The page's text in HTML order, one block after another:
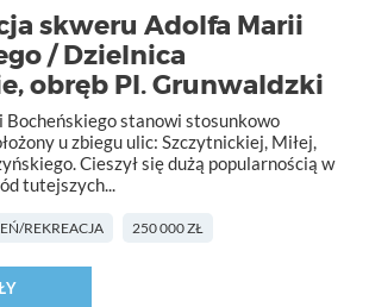
skweru Adolfa Marii
/ Dzielnica
obręb Pl. Grunwaldzki
stanowi stosunkowo
u zbiegu ulic: Szczytnickiej, Miłej,
Cieszył się dużą popularnością w
tutejszych...
REKREACJA 250 000 ZŁ